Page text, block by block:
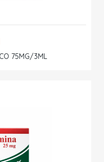
75MG/3ML